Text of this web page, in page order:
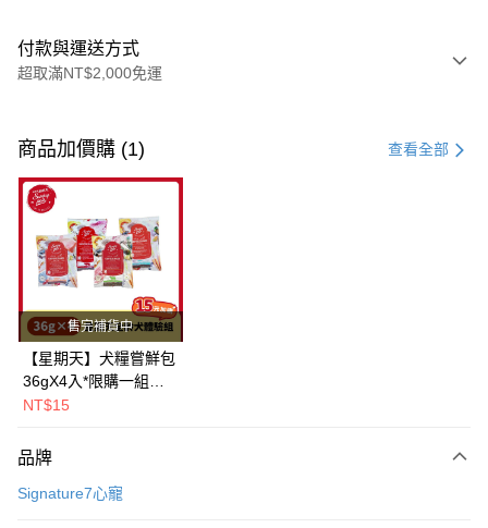
付款與運送方式
超取滿NT$2,000免運
信用卡一次付款
超商取貨付款
LINE Pay
Apple Pay
街口支付
悠遊付
Google Pay
AFTEE先享後付
相關說明
商品加價購 (1) 查看全部
售完補貨中
【星期天】犬糧嘗鮮包
36gX4入*限購一組｜
鱈+鮭+牛+羊（效期
NT$15
品牌
Signature7心寵